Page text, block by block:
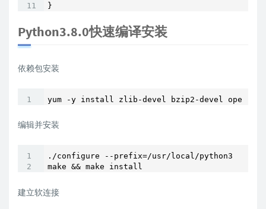
}
Python3.8.0快速编译安装
依赖包安装
yum -y install zlib-devel bzip2-devel
编辑并安装
./configure --prefix=/usr/local/python3
make && make install
建立软连接